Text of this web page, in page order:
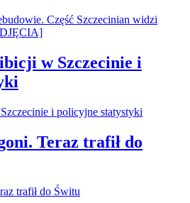
w Szczecinie i
Teraz trafił do